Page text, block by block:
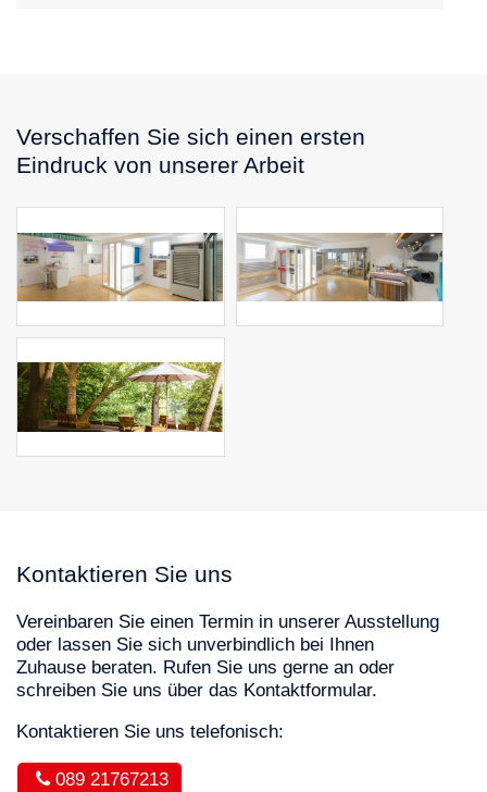
Verschaffen Sie sich einen ersten
Eindruck von unserer Arbeit
Kontaktieren Sie uns
Vereinbaren Sie einen Termin in unserer Ausstellung
oder lassen Sie sich unverbindlich bei Ihnen
Zuhause beraten. Rufen Sie uns gerne an oder
schreiben Sie uns über das Kontaktformular.
Kontaktieren Sie uns telefonisch:
089 21767213